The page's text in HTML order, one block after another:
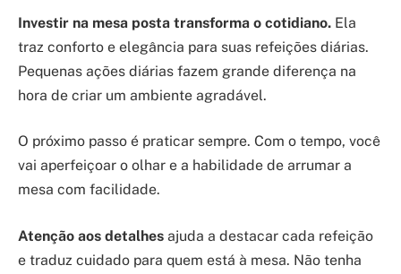
Investir na mesa posta transforma o cotidiano. Ela
traz conforto e elegância para suas refeições diárias.
Pequenas ações diárias fazem grande diferença na
hora de criar um ambiente agradável.
O próximo passo é praticar sempre. Com o tempo, você
vai aperfeiçoar o olhar e a habilidade de arrumar a
mesa com facilidade.
Atenção aos detalhes ajuda a destacar cada refeição
e traduz cuidado para quem está à mesa. Não tenha